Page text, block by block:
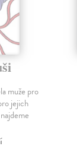
muže pro
jejich